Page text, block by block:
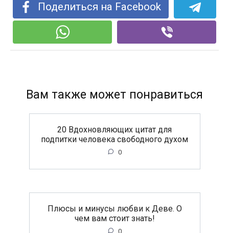
Поделиться на Facebook
Вам также может понравиться
20 Вдохновляющих цитат для
подпитки человека свободного духом
0
Плюсы и минусы любви к Деве. О
чем вам стоит знать!
0